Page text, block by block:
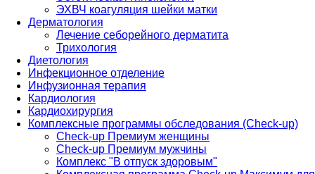
ЭХВЧ коагуляция шейки матки
Дерматология
Лечение себорейного дерматита
Трихология
Диетология
Инфекционное отделение
Инфузионная терапия
Кардиология
Кардиохирургия
Комплексные программы обследования (Check-up)
Check-up Премиум женщины
Check-up Премиум мужчины
Комплекс "В отпуск здоровым"